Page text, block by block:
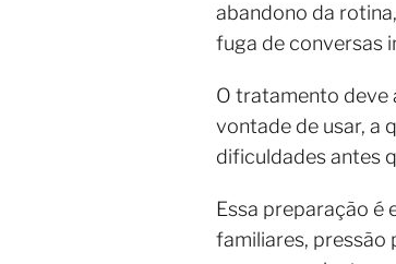
abandono da
fuga de conversas
O tratamento deve
vontade de usar, a
dificuldades antes
Essa preparação
familiares, pressão